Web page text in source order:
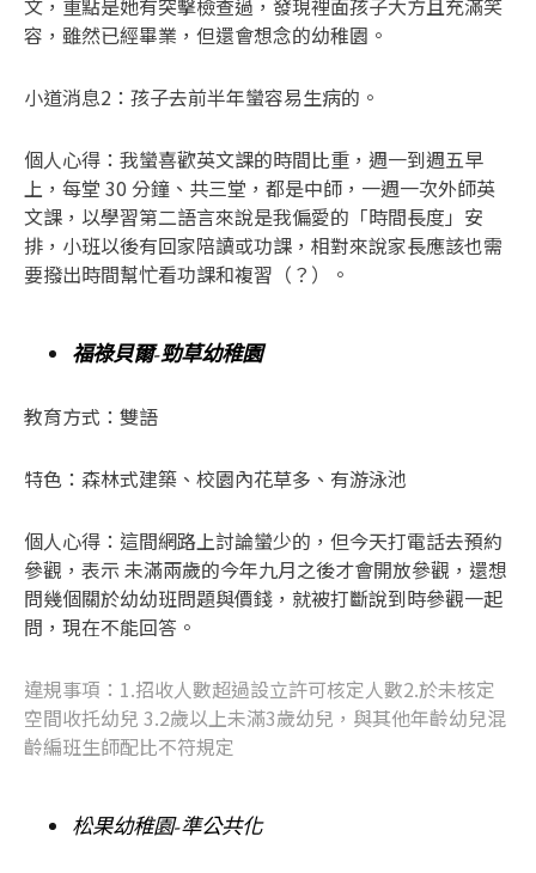
文，重點是她有突擊檢查過，發現裡面孩子大方且充滿笑
容，雖然已經畢業，但還會想念的幼稚園。
小道消息2：孩子去前半年蠻容易生病的。
個人心得：我蠻喜歡英文課的時間比重，週一到週五早
上，每堂 30 分鐘、共三堂，都是中師，一週一次外師英
文課，以學習第二語言來說是我偏愛的「時間長度」安
排，小班以後有回家陪讀或功課，相對來說家長應該也需
要撥出時間幫忙看功課和複習（？）。
福祿貝爾-勁草幼稚園
教育方式：雙語
特色：森林式建築、校園內花草多、有游泳池
個人心得：這間網路上討論蠻少的，但今天打電話去預約
參觀，表示 未滿兩歲的今年九月之後才會開放參觀，還想
問幾個關於幼幼班問題與價錢，就被打斷說到時參觀一起
問，現在不能回答。
違規事項：1.招收人數超過設立許可核定人數2.於未核定
空間收托幼兒 3.2歲以上未滿3歲幼兒，與其他年齡幼兒混
齡編班生師配比不符規定
松果幼稚園-準公共化